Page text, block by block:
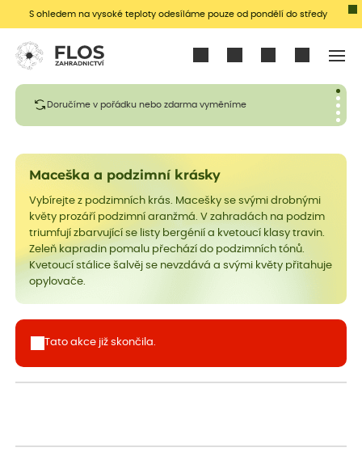
S ohledem na vysoké teploty odesíláme pouze od pondělí do středy
Doručíme v pořádku nebo zdarma vyměníme
Maceška a podzimní krásky
Vybírejte z podzimních krás. Macešky se svými drobnými
květy prozáří podzimní aranžmá. V zahradách na podzim
triumfují zbarvující se listy bergénií a kvetoucí klasy travin.
Zeleň kapradin pomalu přechází do podzimních tónů.
Kvetoucí stálice šalvěj se nevzdává a svými květy přitahuje
opylovače.
Tato akce již skončila.